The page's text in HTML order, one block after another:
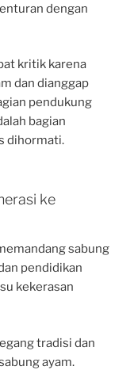
dengan
kritik karena
dan dianggap
pendukung
bagian
dihormati.
ke
sabung
pendidikan
kekerasan
tradisi dan
ayam.